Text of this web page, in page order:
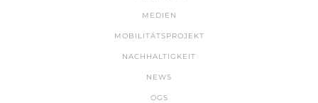
MEDIEN
MOBILITÄTSPROJEKT
NACHHALTIGKEIT
NEWS
OGS